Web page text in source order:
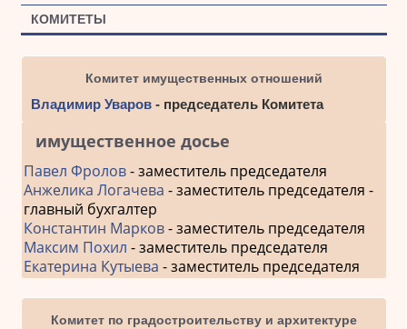
КОМИТЕТЫ
Комитет имущественных отношений
Владимир Уваров- председатель Комитета
имущественное досье
Павел Фролов- заместитель председателя
Анжелика Логачева - заместитель председателя -
главный бухгалтер
Константин Марков- заместитель председателя
Максим Похил - заместитель председателя
Екатерина Кутыева - заместитель председателя
Комитет по градостроительству и архитектуре